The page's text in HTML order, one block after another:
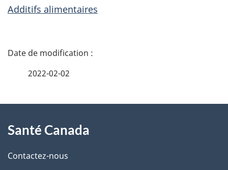
Additifs alimentaires
D
i
l
2022-02-02
propos
de
Santé Canada
Contactez-nous